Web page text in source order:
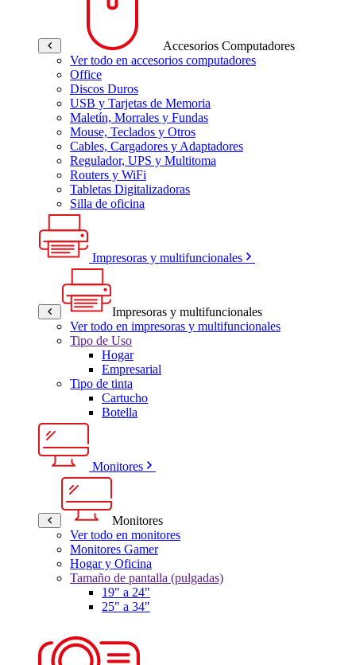
Accesorios Computadores
Ver todo en accesorios computadores
Office
Discos Duros
USB y Tarjetas de Memoria
Maletín, Morrales y Fundas
Mouse, Teclados y Otros
Cables, Cargadores y Adaptadores
Regulador, UPS y Multitoma
Routers y WiFi
Tabletas Digitalizadoras
Silla de oficina
Impresoras y multifuncionales
Impresoras y multifuncionales
Ver todo en impresoras y multifuncionales
Tipo de Uso
Hogar
Empresarial
Tipo de tinta
Cartucho
Botella
Monitores
Monitores
Ver todo en monitores
Monitores Gamer
Hogar y Oficina
Tamaño de pantalla (pulgadas)
19" a 24"
25" a 34"